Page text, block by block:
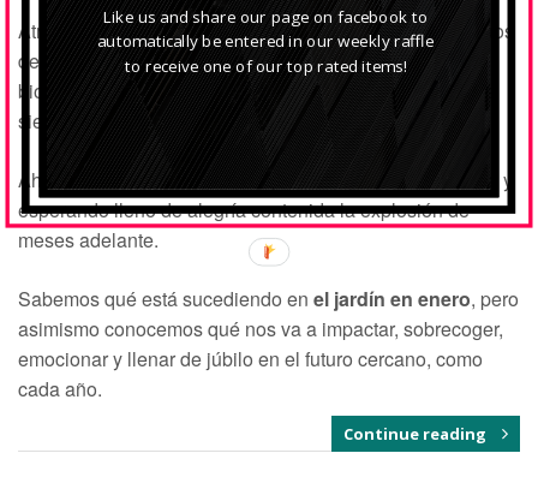
Atrás quedaron todaslas hojas,ramillas y demás residuos
delotoñoque hubo que recoger; el trabajo con la
biotrituradora deBosch, para hacer compost; las últimas
siegas del céspedpara dejarlo igualado y limpio.
Ahora toca descansar contemplando la labor bien hecha y
esperando lleno de alegría contenida la explosión de
meses adelante.
Sabemos qué está sucediendo en el jardín en enero, pero
asimismo conocemos qué nos va a impactar, sobrecoger,
emocionar y llenar de júbilo en el futuro cercano, como
cada año.
Continue reading
Like us and share our page on facebook to
automatically be entered in our weekly raffle
to receive one of our top rated items!